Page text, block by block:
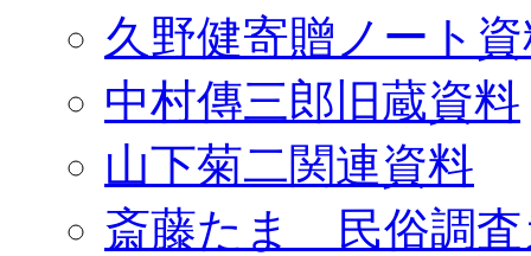
久野健寄贈ノート
中村傳三郎旧蔵資料
山下菊二関連資料
斎藤たま 民俗調査